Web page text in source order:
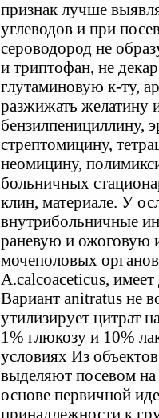
признак лучше
углеводов и при
сероводород не
и триптофан, не
глутаминовую к-ту,
разжижать желатину
бензилпенициллину,
стрептомицину,
неомицину,
больничных
клин, материале. У
внутрибольничные
раневую и ожоговую
мочеполовых
A.calcoaceticus,
Вариант anitratus не
утилизирует цитрат
1% глюкозу и 10%
условиях Из
выделяют посевом
основе первичной
принадлежности к